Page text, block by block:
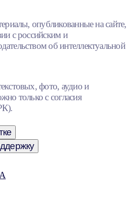
опубликованные на сайте,
с российским и
об интеллектуальной
фото, аудио и
только с согласия